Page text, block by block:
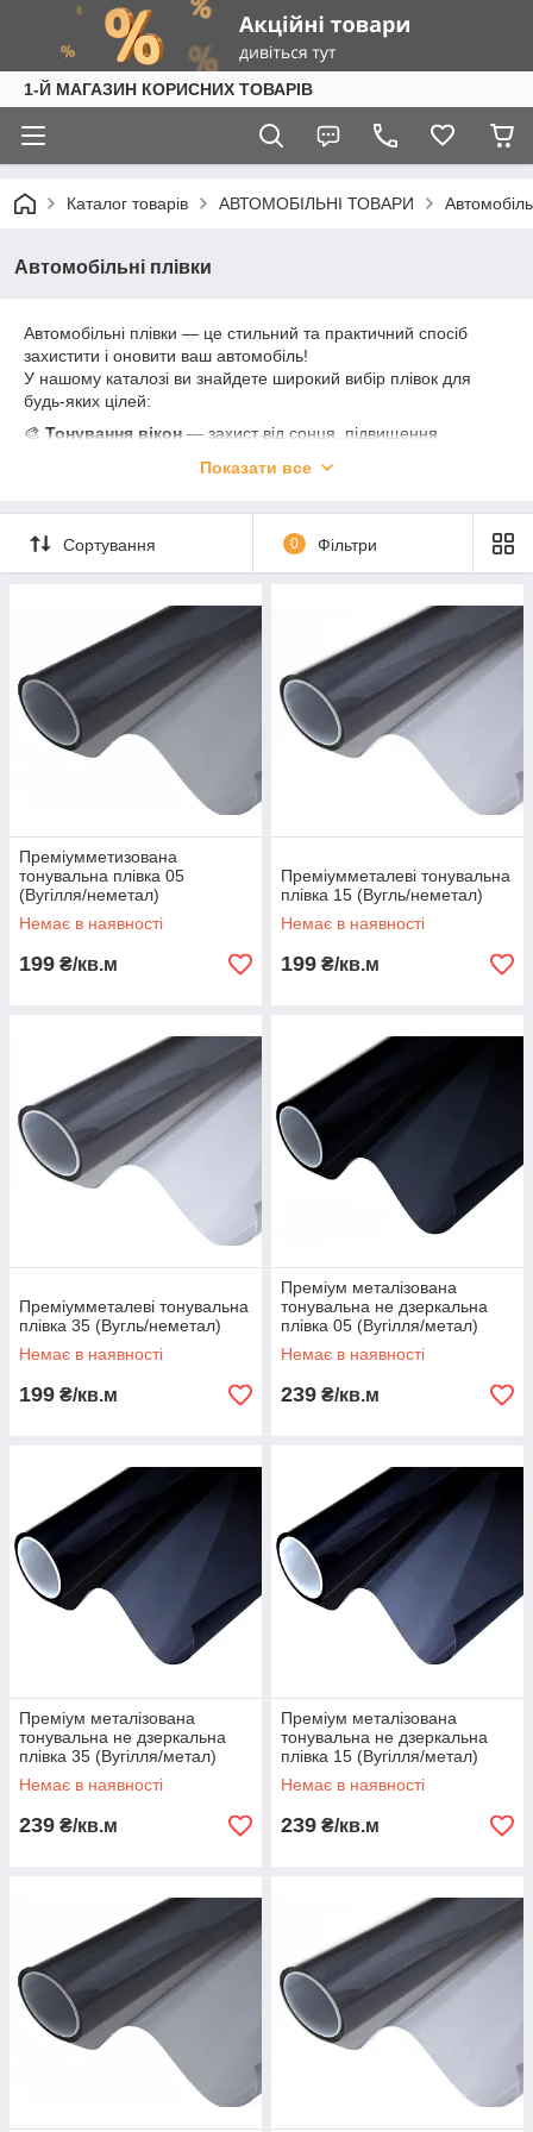
1-Й МАГАЗИН КОРИСНИХ ТОВАРІВ
Каталог товарів АВТОМОБІЛЬНІ ТОВАРИ
Автомобільні плівки
Автомобільні плівки — це стильний та практичний спосіб
захистити і оновити ваш автомобіль!
У нашому каталозі ви знайдете широкий вибір плівок для
будь-яких цілей:
🎨 Тонування вікон — захист від сонця, підвищення
Захисні плівки (антигравійні)— оберігають кузов від
унікального дизайну авто
🌟Антиблікові та енергозберігаючі плівки— підвищують
Показати все
Сортування 0 Фільтри
Преміумметизована
тонувальна плівка 05
(Вугілля/неметал)
Немає в наявності
199 ₴/кв.м
Преміумметалеві тонувальна
плівка 15 (Вугль/неметал)
Немає в наявності
199 ₴/кв.м
Преміумметалеві тонувальна
плівка 35 (Вугль/неметал)
Немає в наявності
199 ₴/кв.м
Преміум металізована
тонувальна не дзеркальна
плівка 05 (Вугілля/метал)
Немає в наявності
239 ₴/кв.м
Преміум металізована
тонувальна не дзеркальна
плівка 35 (Вугілля/метал)
Немає в наявності
239 ₴/кв.м
Преміум металізована
тонувальна не дзеркальна
плівка 15 (Вугілля/метал)
Немає в наявності
239 ₴/кв.м